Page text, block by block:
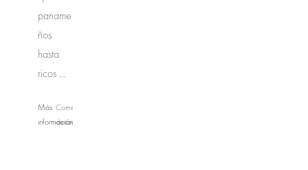
paname
ños
hasta
ricos ...
Más
información
Comentarios
desactivados